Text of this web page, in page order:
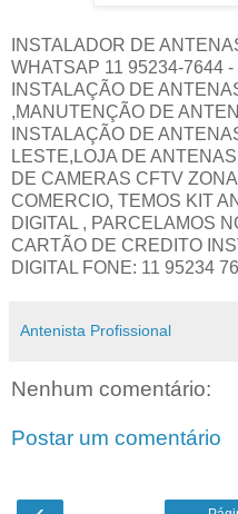
INSTALADOR DE
WHATSAP 11 95234-7644
INSTALAÇÃO DE
,MANUTENÇÃO DE
INSTALAÇÃO DE
LESTE,LOJA DE
DE CAMERAS CFTV
COMERCIO, TEMOS KIT
DIGITAL , PARCELAMOS
CARTÃO DE CREDITO
DIGITAL FONE: 11 95234
Antenista Profissional
Nenhum comentário:
Postar um comentário